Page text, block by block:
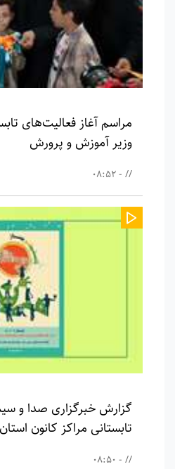
مراسم آغاز فعالیت‌های
وزیر آموزش و پرورش
// - 08:52
گزارش خبرگزاری صدا و
تابستانی مراکز کانون
// - 08:50